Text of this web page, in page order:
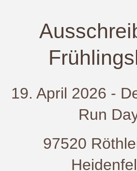
19. April 2026 -
Run
97520